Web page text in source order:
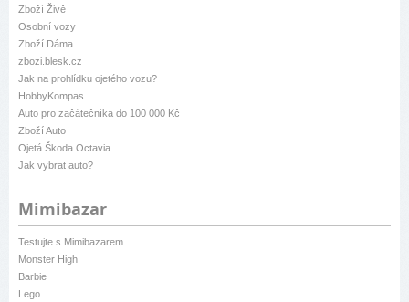
Zboží Živě
Osobní vozy
Zboží Dáma
zbozi.blesk.cz
Jak na prohlídku ojetého vozu?
HobbyKompas
Auto pro začátečníka do 100 000 Kč
Zboží Auto
Ojetá Škoda Octavia
Jak vybrat auto?
Mimibazar
Testujte s Mimibazarem
Monster High
Barbie
Lego